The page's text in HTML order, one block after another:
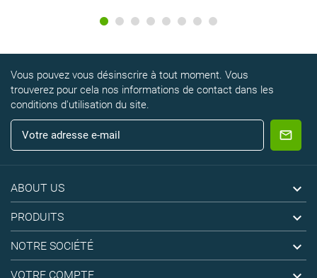
Vous pouvez vous désinscrire à tout moment. Vous
trouverez pour cela nos informations de contact dans les
conditions d'utilisation du site.
ABOUT US 
PRODUITS 
NOTRE SOCIÉTÉ 
VOTRE COMPTE